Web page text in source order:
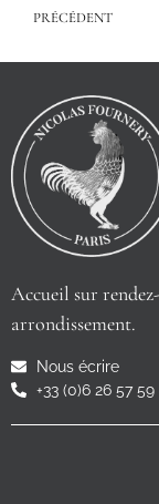
PRÉCÉDENT
Accueil sur
arrondissement.
Nous écrire
+33 (0)6 26 57 59